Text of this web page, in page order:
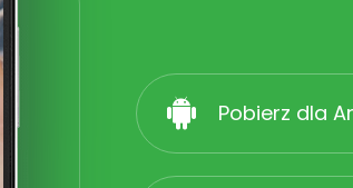
Pobierz dla